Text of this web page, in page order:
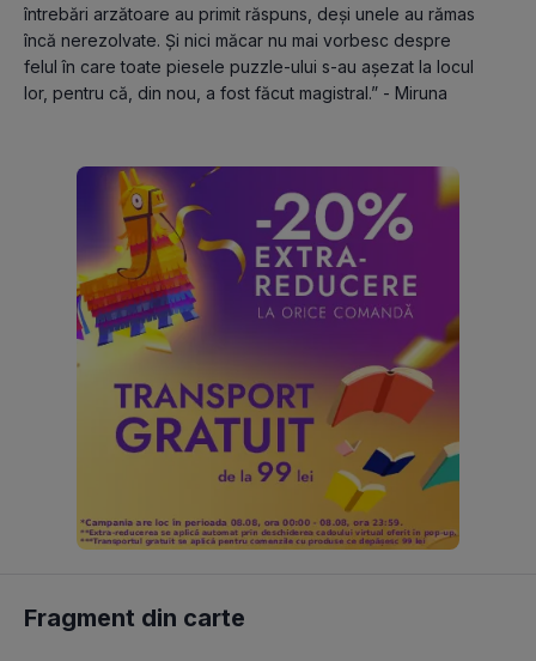
întrebări arzătoare au primit răspuns, deși unele au rămas
încă nerezolvate. Și nici măcar nu mai vorbesc despre
felul în care toate piesele puzzle-ului s-au așezat la locul
lor, pentru că, din nou, a fost făcut magistral.” - Miruna
Fragment din carte